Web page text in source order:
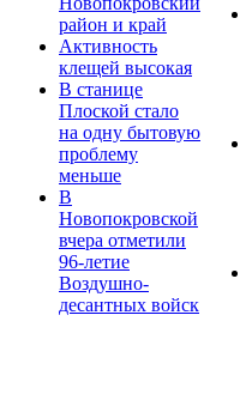
район и край
Активность
клещей высокая
В станице
Плоской стало
на одну бытовую
проблему
меньше
В
Новопокровской
вчера отметили
96-летие
Воздушно-
десантных войск